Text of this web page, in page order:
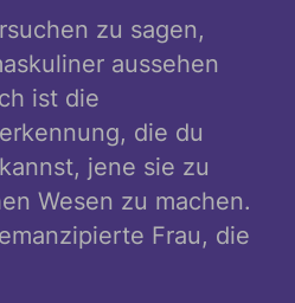
zu sagen,
aussehen
ist die
die du
jene sie zu
Wesen zu machen.
Frau, die